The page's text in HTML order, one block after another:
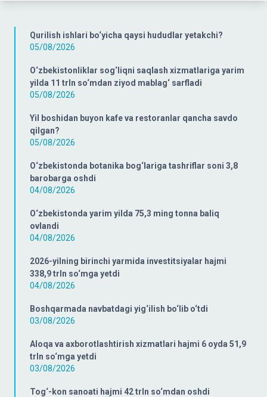
Qurilish ishlari bo‘yicha qaysi hududlar yetakchi?
05/08/2026
O‘zbekistonliklar sog‘liqni saqlash xizmatlariga yarim
yilda 11 trln so‘mdan ziyod mablag‘ sarfladi
05/08/2026
Yil boshidan buyon kafe va restoranlar qancha savdo
qilgan?
05/08/2026
O‘zbekistonda botanika bog‘lariga tashriflar soni 3,8
barobarga oshdi
04/08/2026
O‘zbekistonda yarim yilda 75,3 ming tonna baliq
ovlandi
04/08/2026
2026-yilning birinchi yarmida investitsiyalar hajmi
338,9 trln so‘mga yetdi
04/08/2026
Boshqarmada navbatdagi yig‘ilish bo‘lib o‘tdi
03/08/2026
Aloqa va axborotlashtirish xizmatlari hajmi 6 oyda 51,9
trln so‘mga yetdi
03/08/2026
Tog‘-kon sanoati hajmi 42 trln so‘mdan oshdi